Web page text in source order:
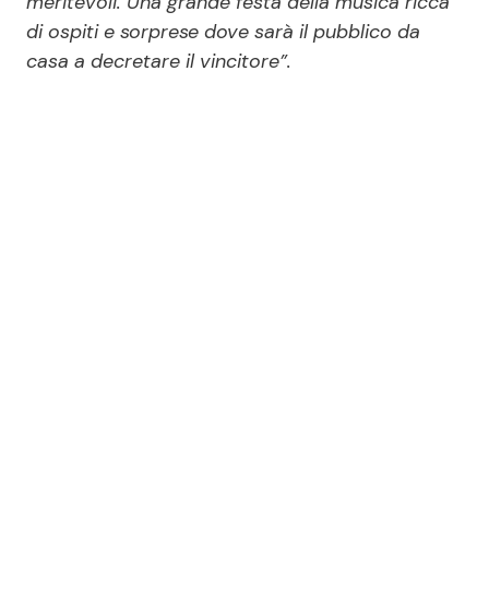
di ospiti e sorprese dove sarà il pubblico da
casa a decretare il vincitore”.